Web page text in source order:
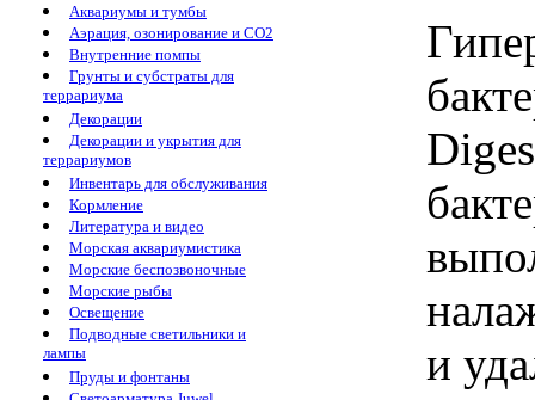
Аквариумы и тумбы
Аэрация, озонирование и CO2
Внутренние помпы
Грунты и субстраты для
террариума
Декорации
Декорации и укрытия для
террариумов
Инвентарь для обслуживания
Кормление
Литература и видео
Морская аквариумистика
Морские беспозвоночные
Морские рыбы
Освещение
Подводные светильники и
лампы
Пруды и фонтаны
и